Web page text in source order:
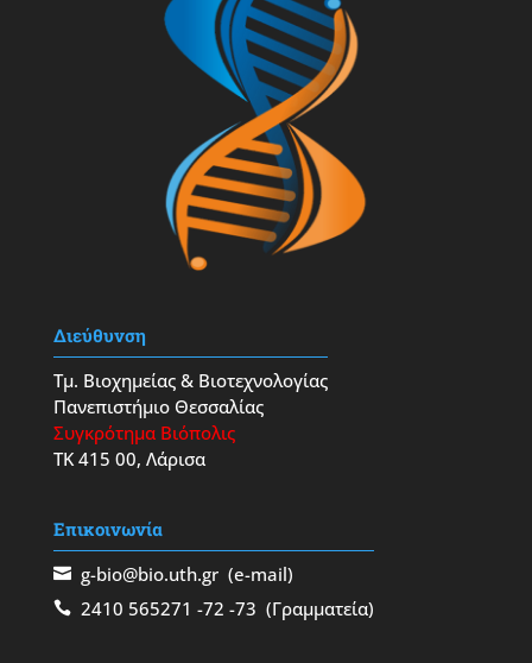
Διεύθυνση
Τμ. Βιοχημείας & Βιοτεχνολογίας
Πανεπιστήμιο Θεσσαλίας
Συγκρότημα Βιόπολις
ΤΚ 415 00, Λάρισα
Επικοινωνία
g-bio@bio.uth.gr(e-mail)
2410 565271 -72 -73 (Γραμματεία)